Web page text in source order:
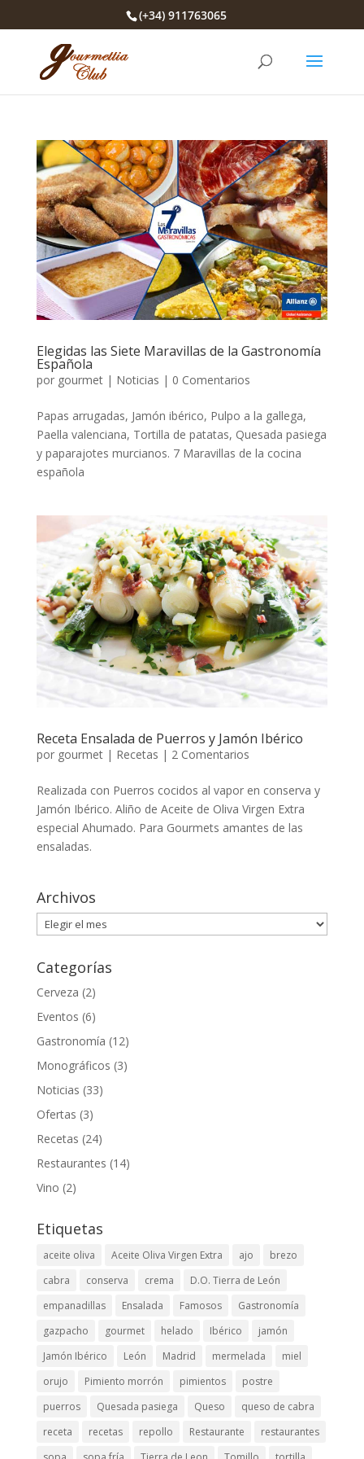
(+34) 911763065
Elegidas las Siete Maravillas de la Gastronomía
Española
por gourmet| Noticias | 0 Comentarios
Papas arrugadas, Jamón ibérico, Pulpo a la gallega,
Paella valenciana, Tortilla de patatas, Quesada pasiega
y paparajotes murcianos. 7 Maravillas de la cocina
española
Receta Ensalada de Puerros y Jamón Ibérico
por gourmet| Recetas | 2 Comentarios
Realizada con Puerros cocidos al vapor en conserva y
Jamón Ibérico. Aliño de Aceite de Oliva Virgen Extra
especial Ahumado. Para Gourmets amantes de las
ensaladas.
Archivos
Archivos
Categorías
Cerveza (2)
Eventos (6)
Gastronomía (12)
Monográficos (3)
Noticias (33)
Ofertas (3)
Recetas (24)
Restaurantes (14)
Vino (2)
Etiquetas
aceite oliva Aceite Oliva Virgen Extra ajo
brezo
cabra
conserva crema
D.O. Tierra de León
empanadillas
Ensalada Famosos
Gastronomía
gazpacho
gourmet helado Ibérico
jamón
Jamón Ibérico
León Madrid mermelada
miel
orujo
Pimiento morrón pimientos
postre
puerros
Quesada pasiega Queso
queso de cabra
receta
recetas repollo Restaurante
restaurantes